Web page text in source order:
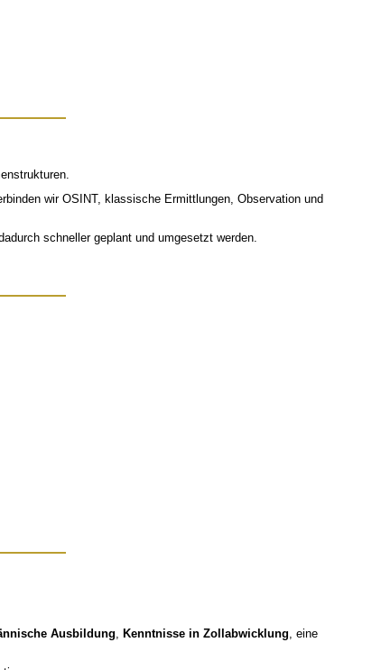
wir OSINT, klassische Ermittlungen, Observation und
schneller geplant und umgesetzt werden.
Ausbildung, Kenntnisse in Zollabwicklung, eine